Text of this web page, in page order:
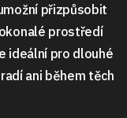
přizpůsobit
prostředí
ideální pro dlouhé
ani během těch